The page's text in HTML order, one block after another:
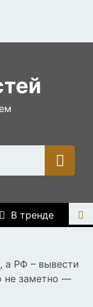
В тренде
а РФ – вывести
не заметно —